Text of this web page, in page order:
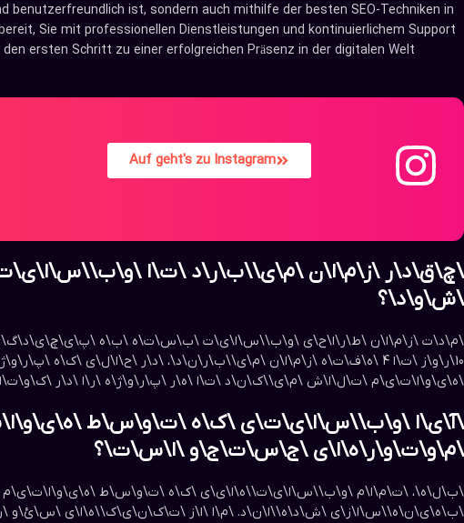
benutzerfreundlich ist, sondern auch mithilfe der besten SEO-Techniken in
Sie mit professionellen Dienstleistungen und kontinuierlichem Support
ersten Schritt zu einer erfolgreichen Präsenz in der digitalen Welt
Auf geht's zu Instagram
\چ\ق\د\ر \ز\م\ا\ن \م\ی\‌\ب\ر\د \ت\ا
\ش\و\د\؟
\م\د\ت \ز\م\ا\ن \ط\ر\ا\ح\ی \و\ب\‌\س\ا\ی\ت \ب\س\ت\ه \ب\ه
10\ر\و\ز \ت\ا 4 \ه\ف\ت\ه \ز\م\ا\ن \م\ی\‌\ب\ر\ن\د\، \د\ر
\ه\ی\و\ا\ت\ی\م \ت\ل\ا\ش \م\ی\‌\ک\ن\د \ت\ا \ه\ر \پ\ر\و\ژ\ه \ر\ا \د\ر
\آ\ی\ا \و\ب\‌\س\ا\ی\ت\ی \ک\ه \ت\و\س\ط
\م\و\ت\و\ر\ه\ا\ی \ج\س\ت\ج\و \ا\س\ت\؟
\ب\ل\ه\، \ت\م\ا\م \و\ب\‌\س\ا\ی\ت\‌\ه\ا\ی\ی \ک\ه \ت\و\س\ط
\ب\ه\ی\ن\ه\‌\س\ا\ز\ی \ش\د\ه\‌\ا\ن\د. \م\ا \ا\ز \ت\ک\ن\ی\ک\‌\ه\ا\ی \س\ئ\و